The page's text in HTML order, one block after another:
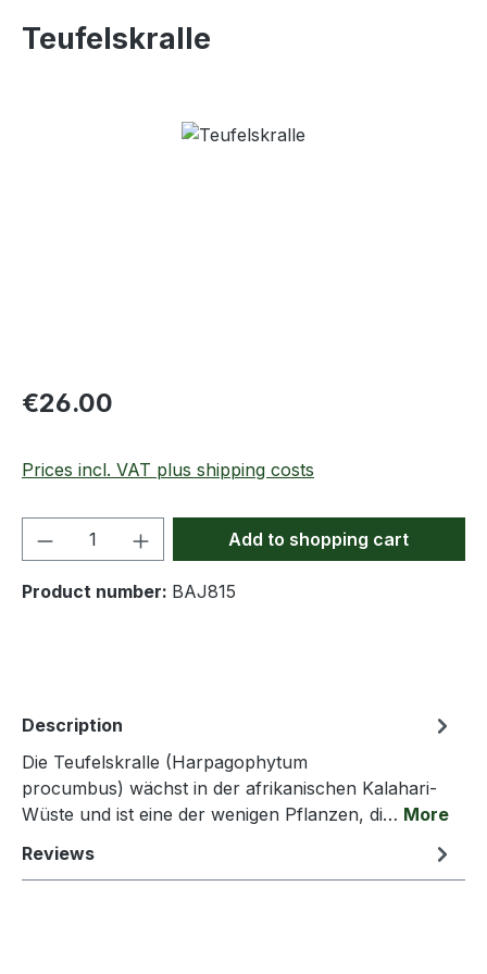
Teufelskralle
Regular price:
€26.00
Prices incl. VAT plus shipping costs
Product Quantity: Enter the desired
Add to shopping cart
Product number: BAJ815
Description
Die Teufelskralle (Harpagophytum
procumbus) wächst in der afrikanischen Kalahari-
Wüste und ist eine der wenigen Pflanzen, di… More
Reviews